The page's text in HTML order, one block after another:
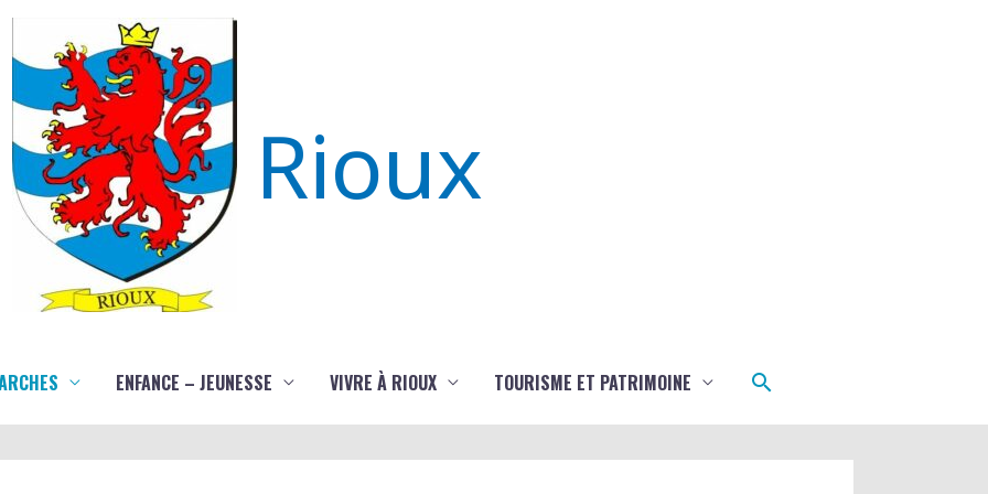
Rioux
ENFANCE – JEUNESSE VIVRE À RIOUX TOURISME ET PATRIMOINE Rechercher